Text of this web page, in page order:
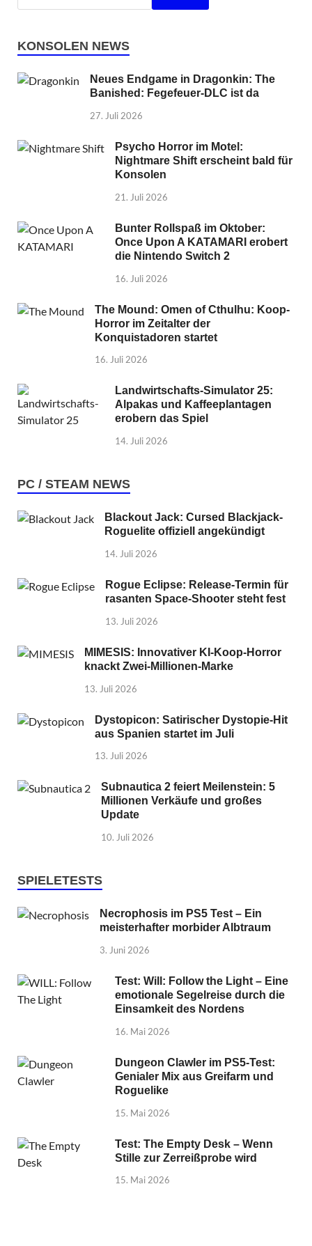
KONSOLEN NEWS
Neues Endgame in Dragonkin: The
Banished: Fegefeuer-DLC ist da
27. Juli 2026
Psycho Horror im Motel:
Nightmare Shift erscheint bald für
Konsolen
21. Juli 2026
Bunter Rollspaß im Oktober:
Once Upon A KATAMARI erobert
die Nintendo Switch 2
16. Juli 2026
The Mound: Omen of Cthulhu: Koop-
Horror im Zeitalter der
Konquistadoren startet
16. Juli 2026
Landwirtschafts-Simulator 25:
Alpakas und Kaffeeplantagen
erobern das Spiel
14. Juli 2026
PC / STEAM NEWS
Blackout Jack: Cursed Blackjack-
Roguelite offiziell angekündigt
14. Juli 2026
Rogue Eclipse: Release-Termin für
rasanten Space-Shooter steht fest
13. Juli 2026
MIMESIS: Innovativer KI-Koop-Horror
knackt Zwei-Millionen-Marke
13. Juli 2026
Dystopicon: Satirischer Dystopie-Hit
aus Spanien startet im Juli
13. Juli 2026
Subnautica 2 feiert Meilenstein: 5
Millionen Verkäufe und großes
Update
10. Juli 2026
SPIELETESTS
Necrophosis im PS5 Test – Ein
meisterhafter morbider Albtraum
3. Juni 2026
Test: Will: Follow the Light – Eine
emotionale Segelreise durch die
Einsamkeit des Nordens
16. Mai 2026
Dungeon Clawler im PS5-Test:
Genialer Mix aus Greifarm und
Roguelike
15. Mai 2026
Test: The Empty Desk – Wenn
Stille zur Zerreißprobe wird
15. Mai 2026